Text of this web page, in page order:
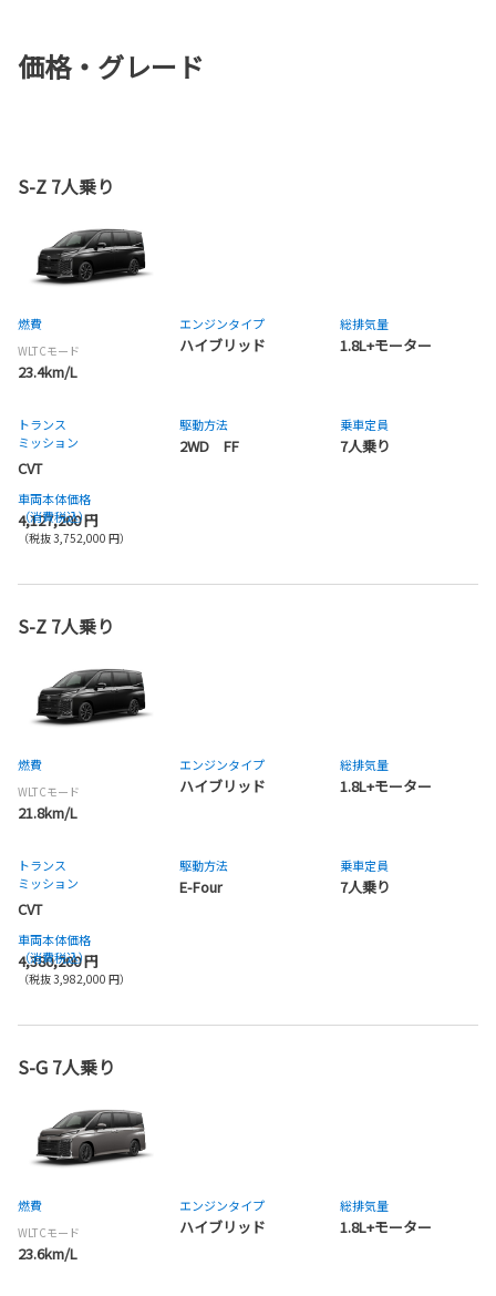
価格・グレード
S-Z 7人乗り
燃費
WLTCモード
23.4km/L
エンジンタイプ
ハイブリッド
総排気量
1.8L+モーター
トランス
ミッション
CVT
駆動方法
2WD FF
乗車定員
7人乗り
車両本体価格
（消費税込）
4,127,200 円
（税抜 3,752,000 円）
S-Z 7人乗り
燃費
WLTCモード
21.8km/L
エンジンタイプ
ハイブリッド
総排気量
1.8L+モーター
トランス
ミッション
CVT
駆動方法
E-Four
乗車定員
7人乗り
車両本体価格
（消費税込）
4,380,200 円
（税抜 3,982,000 円）
S-G 7人乗り
燃費
WLTCモード
23.6km/L
エンジンタイプ
ハイブリッド
総排気量
1.8L+モーター